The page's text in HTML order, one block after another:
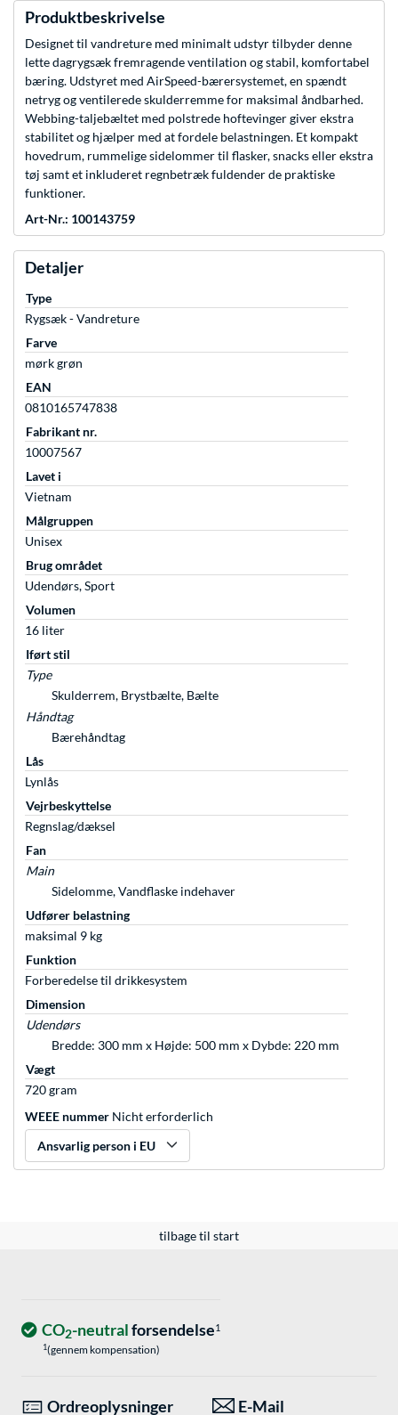
Produktbeskrivelse
Designet til vandreture med minimalt udstyr tilbyder denne
lette dagrygsæk fremragende ventilation og stabil, komfortabel
bæring. Udstyret med AirSpeed-bærersystemet, en spændt
netryg og ventilerede skulderremme for maksimal åndbarhed.
Webbing-taljebæltet med polstrede hoftevinger giver ekstra
stabilitet og hjælper med at fordele belastningen. Et kompakt
hovedrum, rummelige sidelommer til flasker, snacks eller ekstra
tøj samt et inkluderet regnbetræk fuldender de praktiske
funktioner.
Art-Nr.: 100143759
Detaljer
Type
Rygsæk - Vandreture
Farve
mørk grøn
EAN
0810165747838
Fabrikant nr.
10007567
Lavet i
Vietnam
Målgruppen
Unisex
Brug området
Udendørs, Sport
Volumen
16 liter
Iført stil
Type
Skulderrem, Brystbælte, Bælte
Håndtag
Bærehåndtag
Lås
Lynlås
Vejrbeskyttelse
Regnslag/dæksel
Fan
Main
Sidelomme, Vandflaske indehaver
Udfører belastning
maksimal 9 kg
Funktion
Forberedelse til drikkesystem
Dimension
Udendørs
Bredde: 300 mm x Højde: 500 mm x Dybde: 220 mm
Vægt
720 gram
WEEE nummer Nicht erforderlich
Ansvarlig person i EU
tilbage til start
CO2-neutralforsendelse1
1(gennem kompensation)
Ordreoplysninger E-Mail